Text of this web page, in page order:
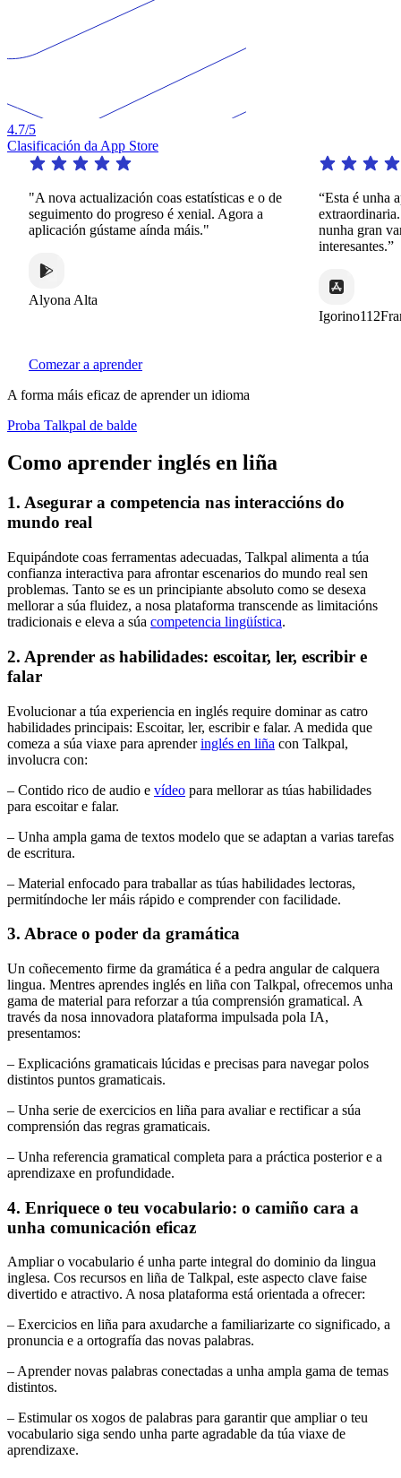
4.7/5
Clasificación da App Store
"A nova actualización coas estatísticas e o de
seguimento do progreso é xenial. Agora a
aplicación gústame aínda máis."
Alyona Alta
“Esta é unha
nunha gran
interesantes.”
Comezar a aprender
A forma máis eficaz de aprender un idioma
Proba Talkpal de balde
Como aprender inglés en liña
1. Asegurar a competencia nas interaccións do
mundo real
Equipándote coas ferramentas adecuadas, Talkpal alimenta a túa
confianza interactiva para afrontar escenarios do mundo real sen
problemas. Tanto se es un principiante absoluto como se desexa
mellorar a súa fluidez, a nosa plataforma transcende as limitacións
tradicionais e eleva a súa competencia lingüística.
2. Aprender as habilidades: escoitar, ler, escribir e
falar
Evolucionar a túa experiencia en inglés require dominar as catro
habilidades principais: Escoitar, ler, escribir e falar. A medida que
comeza a súa viaxe para aprenderinglés en liña con Talkpal,
involucra con:
– Contido rico de audio e vídeo para mellorar as túas habilidades
para escoitar e falar.
– Unha ampla gama de textos modelo que se adaptan a varias tarefas
de escritura.
– Material enfocado para traballar as túas habilidades lectoras,
permitíndoche ler máis rápido e comprender con facilidade.
3. Abrace o poder da gramática
Un coñecemento firme da gramática é a pedra angular de calquera
lingua. Mentres aprendes inglés en liña con Talkpal, ofrecemos unha
gama de material para reforzar a túa comprensión gramatical. A
través da nosa innovadora plataforma impulsada pola IA,
presentamos:
– Explicacións gramaticais lúcidas e precisas para navegar polos
distintos puntos gramaticais.
– Unha serie de exercicios en liña para avaliar e rectificar a súa
comprensión das regras gramaticais.
– Unha referencia gramatical completa para a práctica posterior e a
aprendizaxe en profundidade.
4. Enriquece o teu vocabulario: o camiño cara a
unha comunicación eficaz
Ampliar o vocabulario é unha parte integral do dominio da lingua
inglesa. Cos recursos en liña de Talkpal, este aspecto clave faise
divertido e atractivo. A nosa plataforma está orientada a ofrecer:
– Exercicios en liña para axudarche a familiarizarte co significado, a
pronuncia e a ortografía das novas palabras.
– Aprender novas palabras conectadas a unha ampla gama de temas
distintos.
– Estimular os xogos de palabras para garantir que ampliar o teu
vocabulario siga sendo unha parte agradable da túa viaxe de
aprendizaxe.